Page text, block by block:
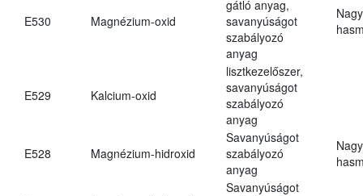
E530 Magnézium-oxid
gátló anyag,
savanyúságot
szabályozó
anyag
E529 Kalcium-oxid
lisztkezelőszer,
savanyúságot
szabályozó
anyag
E528 Magnézium-hidroxid
Savanyúságot
szabályozó
anyag
Savanyúságot